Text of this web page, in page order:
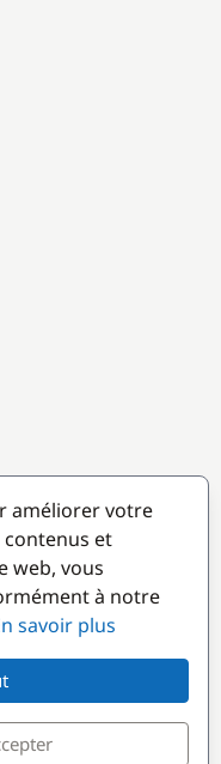
améliorer votre
et
web, vous
à notre
savoir plus